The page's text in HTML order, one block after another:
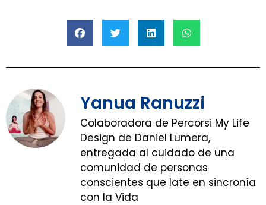
Yanua Ranuzzi
Colaboradora de Percorsi My Life
Design de Daniel Lumera,
entregada al cuidado de una
comunidad de personas
conscientes que late en sincronía
con la Vida